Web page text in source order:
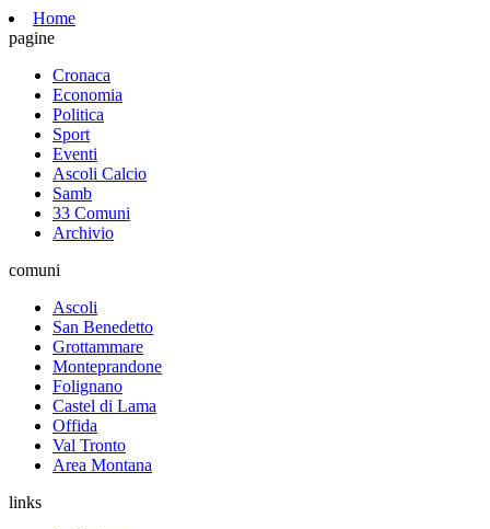
Home
pagine
Cronaca
Economia
Politica
Sport
Eventi
Ascoli Calcio
Samb
33 Comuni
Archivio
comuni
Ascoli
San Benedetto
Grottammare
Monteprandone
Folignano
Castel di Lama
Offida
Val Tronto
Area Montana
links